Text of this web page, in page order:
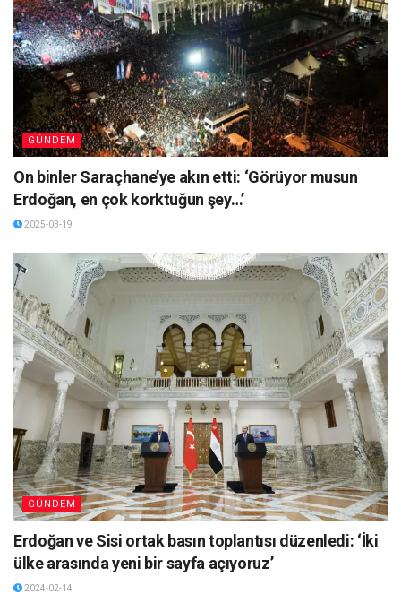
GÜNDEM
On binler Saraçhane’ye akın etti: ‘Görüyor musun
Erdoğan, en çok korktuğun şey…’
2025-03-19
GÜNDEM
Erdoğan ve Sisi ortak basın toplantısı düzenledi: ‘İki
ülke arasında yeni bir sayfa açıyoruz’
2024-02-14